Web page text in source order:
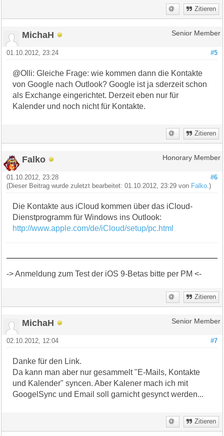
Zitieren
MichaH Senior Member
#5
01.10.2012, 23:24
@Olli: Gleiche Frage: wie kommen dann die Kontakte
von Google nach Outlook? Google ist ja sderzeit schon
als Exchange eingerichtet. Derzeit eben nur für
Kalender und noch nicht für Kontakte.
Zitieren
Falko Honorary Member
#6
01.10.2012, 23:28
(Dieser Beitrag wurde zuletzt bearbeitet: 01.10.2012, 23:29 von Falko .)
Die Kontakte aus iCloud kommen über das iCloud-
Dienstprogramm für Windows ins Outlook:
http://www.apple.com/de/iCloud/setup/pc.html
-> Anmeldung zum Test der iOS 9-Betas bitte per PM <-
Zitieren
MichaH Senior Member
#7
02.10.2012, 12:04
Danke für den Link.
Da kann man aber nur gesammelt "E-Mails, Kontakte
und Kalender" syncen. Aber Kalener mach ich mit
GoogelSync und Email soll garnicht gesynct werden...
Zitieren